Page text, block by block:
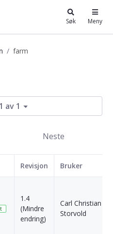
Søk Meny
farm
av 1
Neste
Revisjon Bruker
1.4
(Mindre
endring)
Carl Christian
Storvold